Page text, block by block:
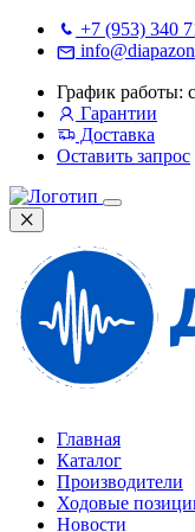
+7 (953) 340
График работы:
Гарантии
Доставка
Оставить запрос
Главная
Каталог
Производители
Ходовые
Новости